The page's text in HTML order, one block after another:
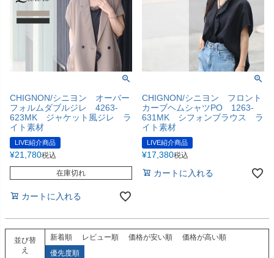
CHIGNON/シニヨン オーバー
フォルムダブルジレ 4263-
623MK ジャケット風ジレ ラ
イト素材
LIVE紹介商品
¥21,780税込
在庫切れ
カートに入れる
CHIGNON/シニヨン フロント
カーブヘムシャツPO 1263-
631MK シフォンブラウス ラ
イト素材
LIVE紹介商品
¥17,380税込
カートに入れる
並び替
え
新着順 レビュー順 価格が安い順
価格が高い順
優先度順